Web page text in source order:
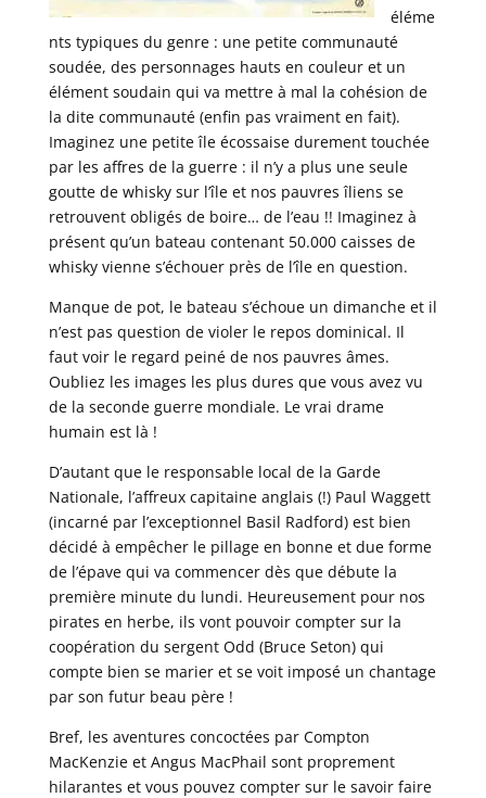
éléme
nts typiques du genre : une petite communauté
soudée, des personnages hauts en couleur et un
élément soudain qui va mettre à mal la cohésion de
la dite communauté (enfin pas vraiment en fait).
Imaginez une petite île écossaise durement touchée
par les affres de la guerre : il n’y a plus une seule
goutte de whisky sur l’île et nos pauvres îliens se
retrouvent obligés de boire… de l’eau !! Imaginez à
présent qu’un bateau contenant 50.000 caisses de
whisky vienne s’échouer près de l’île en question.
Manque de pot, le bateau s’échoue un dimanche et il
n’est pas question de violer le repos dominical. Il
faut voir le regard peiné de nos pauvres âmes.
Oubliez les images les plus dures que vous avez vu
de la seconde guerre mondiale. Le vrai drame
humain est là !
D’autant que le responsable local de la Garde
Nationale, l’affreux capitaine anglais (!) Paul Waggett
(incarné par l’exceptionnel Basil Radford) est bien
décidé à empêcher le pillage en bonne et due forme
de l’épave qui va commencer dès que débute la
première minute du lundi. Heureusement pour nos
pirates en herbe, ils vont pouvoir compter sur la
coopération du sergent Odd (Bruce Seton) qui
compte bien se marier et se voit imposé un chantage
par son futur beau père !
Bref, les aventures concoctées par Compton
MacKenzie et Angus MacPhail sont proprement
hilarantes et vous pouvez compter sur le savoir faire